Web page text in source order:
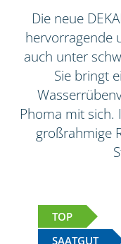
Die neue
hervorragende
auch unter
Sie bringt
Phoma mit sich.
großrahmige
TOP
SAATGUT